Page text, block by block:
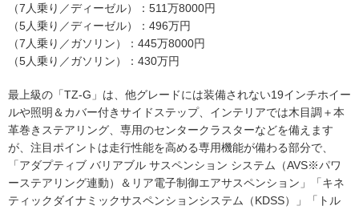
（7人乗り／ディーゼル）：511万8000円
（5人乗り／ディーゼル）：496万円
（7人乗り／ガソリン）：445万8000円
（5人乗り／ガソリン）：430万円
最上級の「TZ-G」は、他グレードには装備されない19インチホイー
ルや照明＆カバー付きサイドステップ、インテリアでは木目調＋本
革巻きステアリング、専用のセンタークラスターなどを備えます
が、注目ポイントは走行性能を高める専用機能が備わる部分で、
「アダプティブ バリアブル サスペンション システム（AVS※パワ
ーステアリング連動）＆リア電子制御エアサスペンション」「キネ
ティックダイナミックサスペンションシステム（KDSS）」「トル